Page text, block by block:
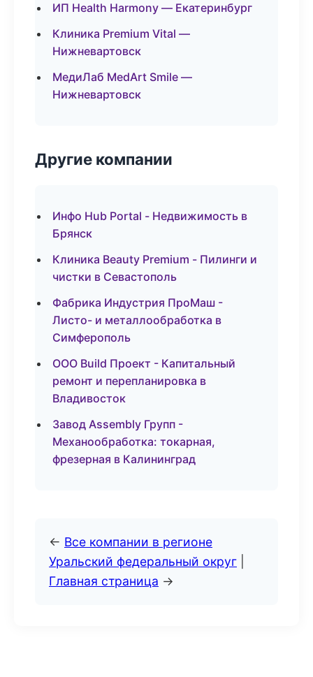
ИП Health Harmony — Екатеринбург
Клиника Premium Vital —
Нижневартовск
МедиЛаб MedArt Smile —
Нижневартовск
Другие компании
Инфо Hub Portal - Недвижимость в
Брянск
Клиника Beauty Premium - Пилинги и
чистки в Севастополь
Фабрика Индустрия ПроМаш -
Листо- и металлообработка в
Симферополь
ООО Build Проект - Капитальный
ремонт и перепланировка в
Владивосток
Завод Assembly Групп -
Механообработка: токарная,
фрезерная в Калининград
← Все компании в регионе
Уральский федеральный округ
Главная страница →